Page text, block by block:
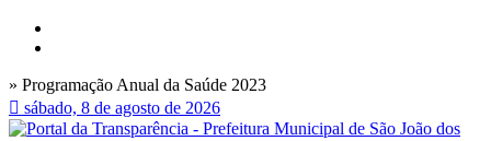
» Programação Anual da Saúde 2023
sábado, 8 de agosto de 2026